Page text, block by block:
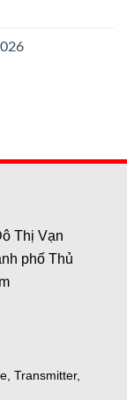
Thị Vạn
phố Thủ
Transmitter,